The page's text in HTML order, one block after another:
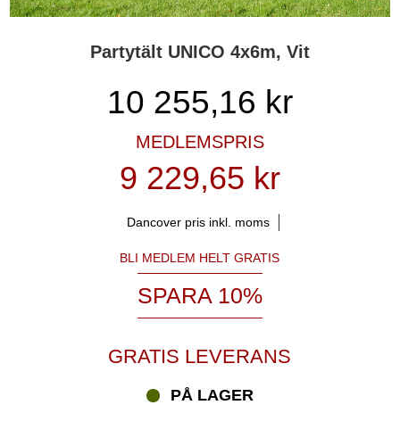
Partytält UNICO 4x6m, Vit
10 255,16 kr
MEDLEMSPRIS
9 229,65 kr
Dancover pris inkl. moms
BLI MEDLEM HELT GRATIS
SPARA 10%
GRATIS LEVERANS
PÅ LAGER